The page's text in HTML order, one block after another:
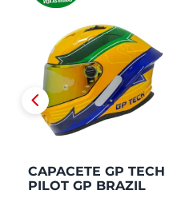
CAPACETE GP TECH
PILOT GP BRAZIL